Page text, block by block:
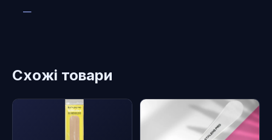
—
Схожі товари